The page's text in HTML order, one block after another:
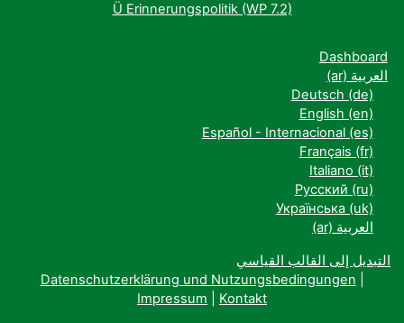
Ü Erinnerungspolitik (WP 7.2)
Dashboard
العربية ‎(ar)‎
Deutsch ‎(de)‎
English ‎(en)‎
Español - Internacional ‎(es)‎
Français ‎(fr)‎
Italiano ‎(it)‎
Русский ‎(ru)‎
Українська ‎(uk)‎
العربية ‎(ar)‎
التبديل إلى القالب القياسي
Datenschutzerklärung und Nutzungsbedingungen
Impressum
Kontakt